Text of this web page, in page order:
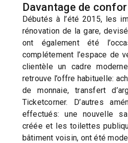
Davantage de
Débutés à l’été 2015, les
rénovation de la gare,
ont également été
complétement l’espace de
clientèle un cadre
retrouve l’offre habituelle:
de monnaie, transfert
Ticketcorner. D’autres
effectués: une nouvelle
créée et les toilettes
bâtiment voisin, ont été